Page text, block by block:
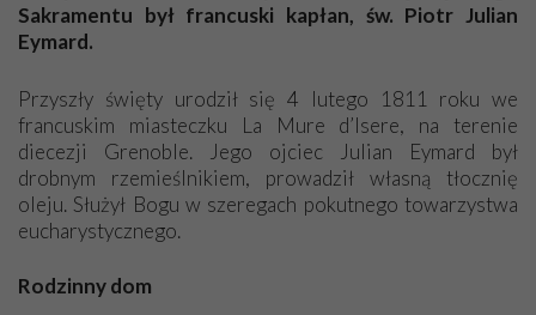
Jej siebie oraz swych bliskich.
odstępstw, także w życiu władców. Trudne momenty w
wymiarze tak osobistym, jak i zbiorowym, przypominają o
konieczności ciągłego zabiegania o własną duszę i o łaskę
Opatrzności. Wierność przynosi pomyślność –
przynajmniej w życiu duchowym. Odstępstwo owocuje
nieszczęściem i śmiercią. Te uniwersalne prawdy
przychodziły na myśl, gdy słuchaliśmy opowieści
przewodników o portugalskich monarchach i wodzach,
zwycięskich bitwach i nieszczęśliwych losach grzesznych
Sakramentu był francuski kapłan, św. Piotr Julian
Eymard.
Przyszły święty urodził się 4 lutego 1811 roku we
francuskim miasteczku La Mure d’Isere, na terenie
diecezji Grenoble. Jego ojciec Julian Eymard był
drobnym rzemieślnikiem, prowadził własną tłocznię
oleju. Służył Bogu w szeregach pokutnego towarzystwa
eucharystycznego.
Rodzinny dom